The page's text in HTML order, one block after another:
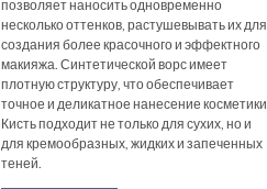
позволяет наносить одновременно
несколько оттенков, растушевывать их для
создания более красочного и эффектного
макияжа. Синтетической ворс имеет
плотную структуру, что обеспечивает
точное и деликатное нанесение косметики.
Кисть подходит не только для сухих, но и
для кремообразных, жидких и запеченных
теней.